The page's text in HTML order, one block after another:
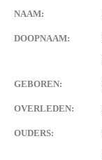
NAAM:
DOOPNAAM:
GEBOREN:
OVERLEDEN:
OUDERS: